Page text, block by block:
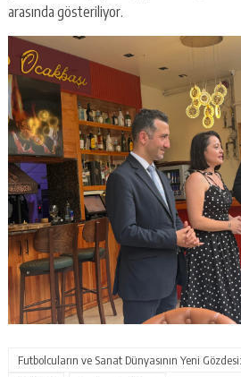
arasında gösteriliyor.
Futbolcuların ve Sanat Dünyasının Yeni